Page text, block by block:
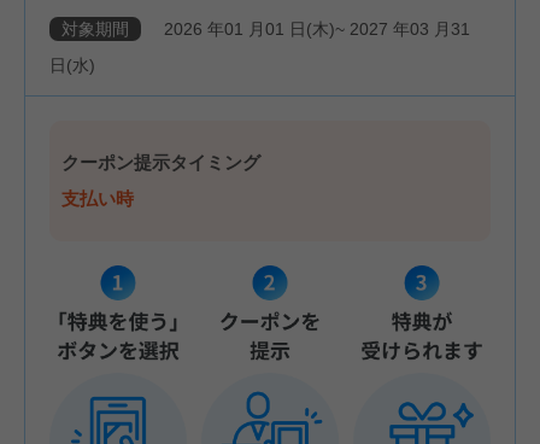
対象期間 2026 年01 月 01 日(木)~ 2027 年03 月 31
日(水)
クーポン提示タイミング
支払い時